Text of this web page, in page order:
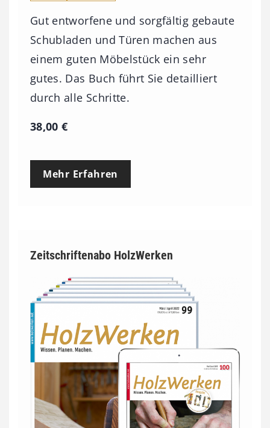
Gut entworfene und sorgfältig gebaute
Schubladen und Türen machen aus
einem guten Möbelstück ein sehr
gutes. Das Buch führt Sie detailliert
durch alle Schritte.
38,00€
Mehr Erfahren
Zeitschriftenabo HolzWerken